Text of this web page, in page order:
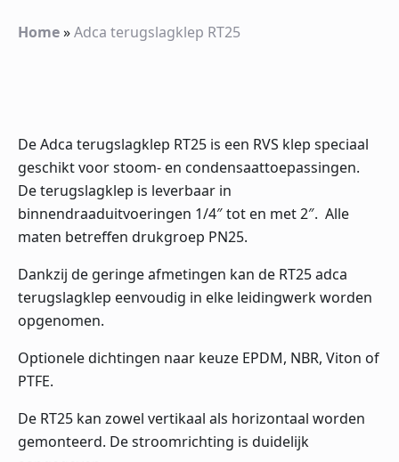
Home»Adca terugslagklep RT25
De Adca terugslagklep RT25 is een RVS klep speciaal
geschikt voor stoom- en condensaattoepassingen.
De terugslagklep is leverbaar in
binnendraaduitvoeringen 1/4″ tot en met 2″. Alle
maten betreffen drukgroep PN25.
Dankzij de geringe afmetingen kan de RT25 adca
terugslagklep eenvoudig in elke leidingwerk worden
opgenomen.
Optionele dichtingen naar keuze EPDM, NBR, Viton of
PTFE.
De RT25 kan zowel vertikaal als horizontaal worden
gemonteerd. De stroomrichting is duidelijk